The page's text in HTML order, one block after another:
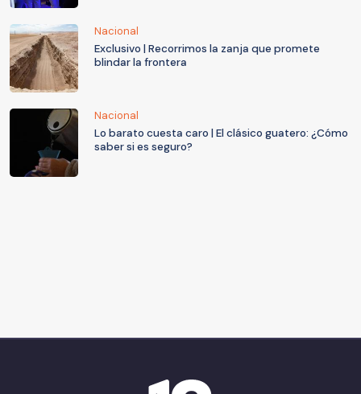
Nacional
Exclusivo | Recorrimos la zanja que promete
blindar la frontera
Nacional
Lo barato cuesta caro | El clásico guatero: ¿Cómo
saber si es seguro?